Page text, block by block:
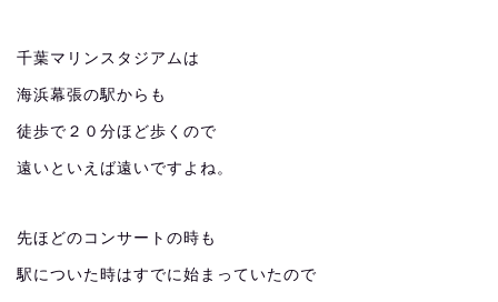
千葉マリンスタジアムは
海浜幕張の駅からも
徒歩で２０分ほど歩くので
遠いといえば遠いですよね。
先ほどのコンサートの時も
駅についた時はすでに始まっていたので